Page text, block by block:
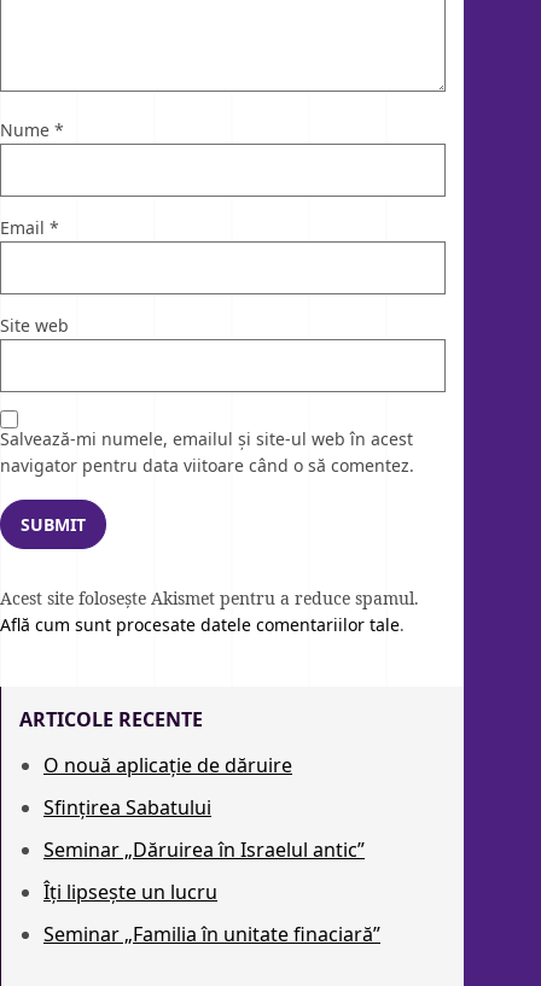
Nume *
Email *
Site web
Salvează-mi numele, emailul și site-ul web în acest
navigator pentru data viitoare când o să comentez.
Acest site folosește Akismet pentru a reduce spamul.
Află cum sunt procesate datele comentariilor tale.
ARTICOLE RECENTE
O nouă aplicație de dăruire
Sfințirea Sabatului
Seminar „Dăruirea în Israelul antic”
Îți lipsește un lucru
Seminar „Familia în unitate finaciară”